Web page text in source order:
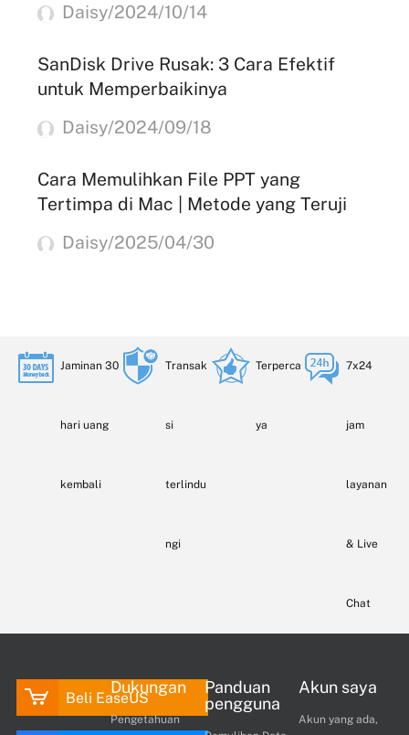
Daisy/2024/10/14
SanDisk Drive Rusak: 3 Cara Efektif
untuk Memperbaikinya
Daisy/2024/09/18
Cara Memulihkan File PPT yang
Tertimpa di Mac | Metode yang Teruji
Daisy/2025/04/30
Jaminan 30
hari uang
kembali
Transak
si
terlindu
ngi
Terperca
ya
7x24
jam
layanan
& Live
Chat
Beli EaseUS
Dukungan
Pengetahuan
Panduan
pengguna
Akun saya
Akun yang ada,